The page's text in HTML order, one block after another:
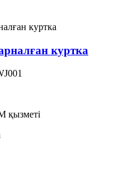
куртка
қызметі